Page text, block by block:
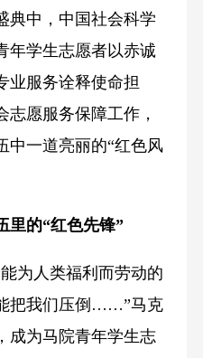
中，中国社会科学
年学生志愿者以赤诚
业服务诠释使命担
志愿服务保障工作，
中一道亮丽的“红色风
里的“红色先锋”
人类福利而劳动的
把我们压倒……”马克
成为马院青年学生志